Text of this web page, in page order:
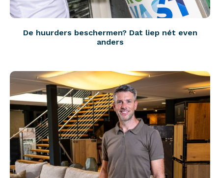
De huurders beschermen? Dat liep nét even
anders